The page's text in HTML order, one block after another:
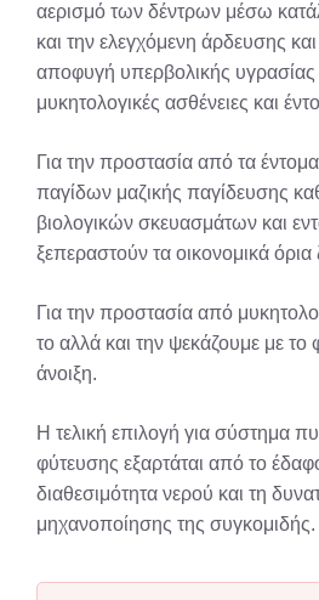
αερισμό των δέντρων μέσω
και την ελεγχόμενη άρδευσης
αποφυγή υπερβολικής υγρασίας
μυκητολογικές ασθένειες και
Για την προστασία από τα
παγίδων μαζικής παγίδευσης
βιολογικών σκευασμάτων και
ξεπεραστούν τα οικονομικά όρια
Για την προστασία από
το αλλά και την ψεκάζουμε με το
άνοιξη.
Η τελική επιλογή για σύστημα
φύτευσης εξαρτάται από το
διαθεσιμότητα νερού και τη
μηχανοποίησης της συγκομιδής.